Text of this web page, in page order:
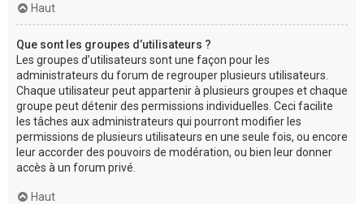
Haut
Que sont les groupes d’utilisateurs ?
Les groupes d’utilisateurs sont une façon pour les
administrateurs du forum de regrouper plusieurs utilisateurs.
Chaque utilisateur peut appartenir à plusieurs groupes et chaque
groupe peut détenir des permissions individuelles. Ceci facilite
les tâches aux administrateurs qui pourront modifier les
permissions de plusieurs utilisateurs en une seule fois, ou encore
leur accorder des pouvoirs de modération, ou bien leur donner
accès à un forum privé.
Haut